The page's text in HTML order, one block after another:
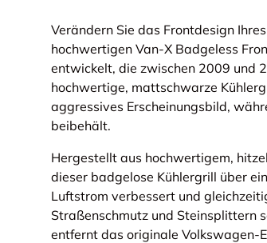
Verändern Sie das Frontdesign
hochwertigen Van-X Badgeless
entwickelt, die zwischen 2009 und
hochwertige, mattschwarze
aggressives Erscheinungsbild,
beibehält.
Hergestellt aus hochwertigem,
dieser badgelose Kühlergrill über
Luftstrom verbessert und
Straßenschmutz und Steinsplittern
entfernt das originale Volkswagen-